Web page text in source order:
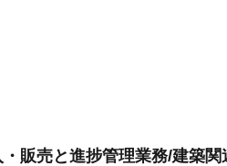
販売と進捗管理業務/建築